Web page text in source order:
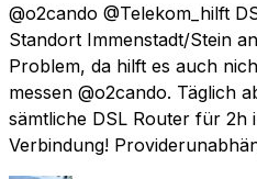
@o2cando @Telekom_hilft
Standort Immenstadt/Stein
Problem, da hilft es auch
messen @o2cando. Täglich
sämtliche DSL Router für 2h
Verbindung!